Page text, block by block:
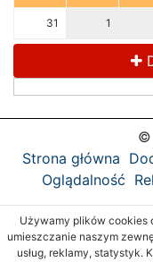
31 1
©
Strona główna
Oglądalność
Używamy plików cookies
umieszczanie naszym
usług, reklamy, statystyk.